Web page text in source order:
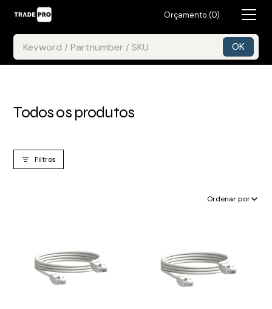
Orçamento (0)
Todos os produtos
Filtros
Ordenar por